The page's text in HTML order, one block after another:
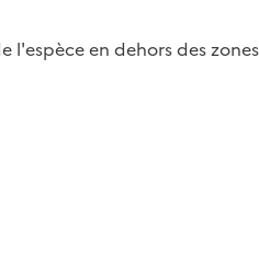
l'espèce en dehors des zones